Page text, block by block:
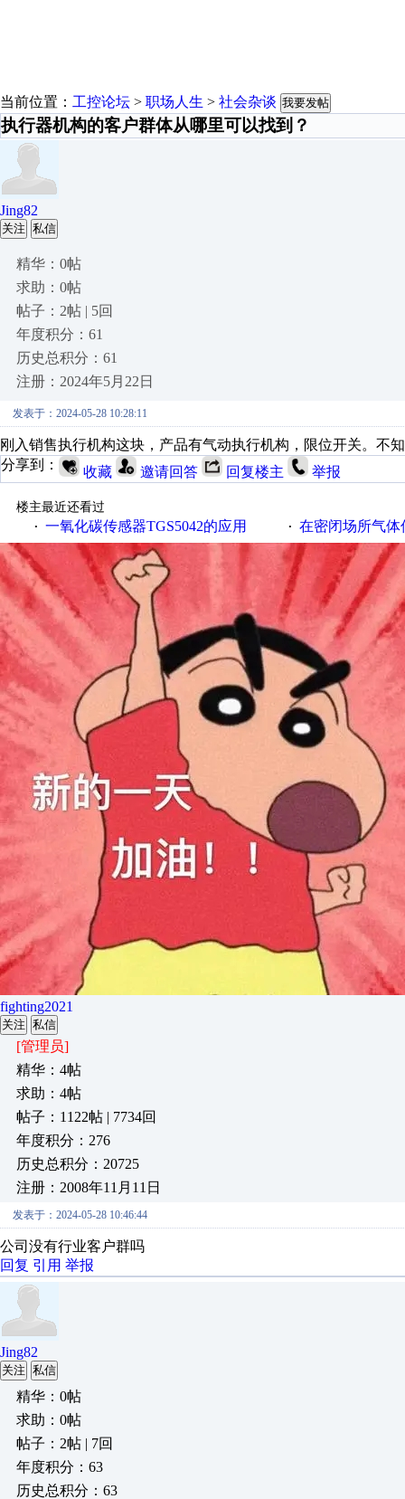
当前位置： 工控论坛 > 职场人生 > 社会杂谈 我要发帖
执行器机构的客户群体从哪里可以找到？
Jing82
关注 私信
精华：0帖
求助：0帖
帖子：2帖 | 5回
年度积分：61
历史总积分：61
注册：2024年5月22日
发表于：2024-05-28 10:28:11
刚入销售执行机构这块，产品有气动执行机构，限位开关。不
分享到：
收藏 邀请回答 回复楼主 举报
楼主最近还看过
· 一氧化碳传感器TGS5042的应用 · 在密闭场所气体传
fighting2021
关注 私信
[管理员]
精华：4帖
求助：4帖
帖子：1122帖 | 7734回
年度积分：276
历史总积分：20725
注册：2008年11月11日
发表于：2024-05-28 10:46:44
公司没有行业客户群吗
回复 引用 举报
Jing82
关注 私信
精华：0帖
求助：0帖
帖子：2帖 | 7回
年度积分：63
历史总积分：63